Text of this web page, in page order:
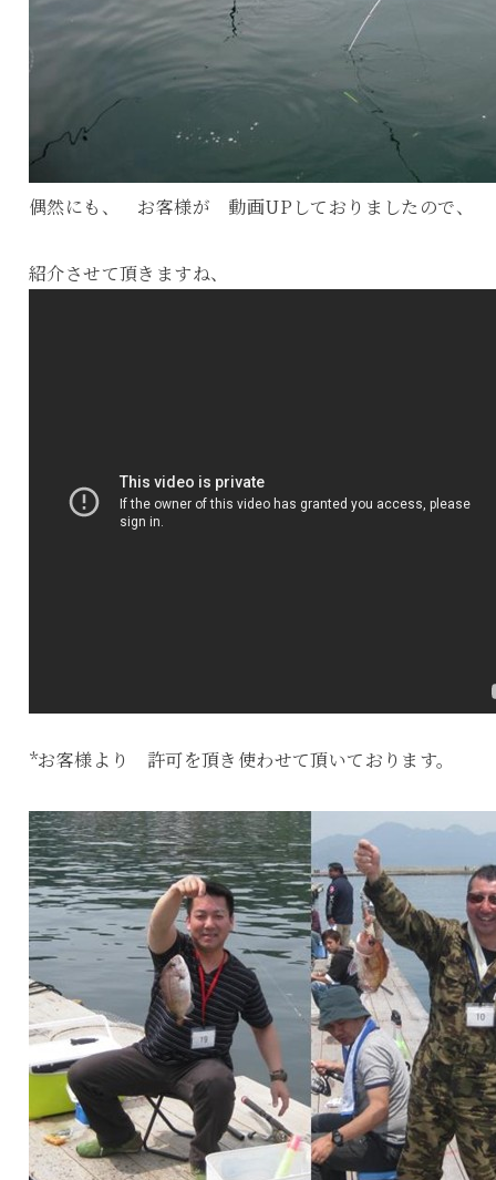
偶然にも、 お客様が 動画UPしておりましたので、
紹介させて頂きますね、
*お客様より 許可を頂き使わせて頂いております。